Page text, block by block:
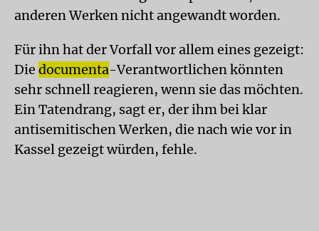
anderen Werken nicht angewandt worden.
Für ihn hat der Vorfall vor allem eines gezeigt:
Die documenta-Verantwortlichen könnten
sehr schnell reagieren, wenn sie das möchten.
Ein Tatendrang, sagt er, der ihm bei klar
antisemitischen Werken, die nach wie vor in
Kassel gezeigt würden, fehle.